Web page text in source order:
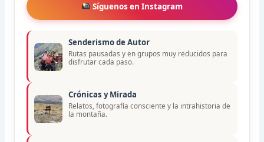
Síguenos en Instagram
Senderismo de Autor
Rutas pausadas y en grupos muy reducidos para
disfrutar cada paso.
Crónicas y Mirada
Relatos, fotografía consciente y la intrahistoria de
la montaña.